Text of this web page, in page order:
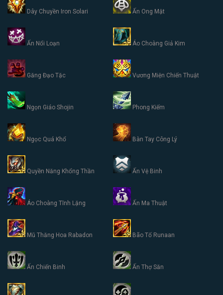
Dây Chuyền Iron Solari Ấn Ong Mật
Ấn Nổi Loạn Áo Choàng Giả Kim
Găng Đạo Tặc Vương Miện Chiến Thuật
Ngọn Giáo Shojin Phong Kiếm
Ngọc Quá Khổ Bàn Tay Công Lý
Quyền Năng Khổng Thần Ấn Vệ Binh
Áo Choàng Tĩnh Lặng Ấn Ma Thuật
Mũ Thăng Hoa Rabadon Bão Tố Runaan
Ấn Chiến Binh Ấn Thợ Săn